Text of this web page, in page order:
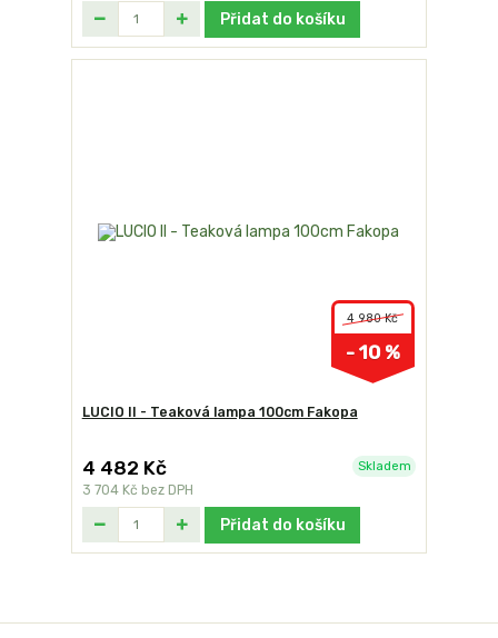
Přidat do košíku
4 980 Kč
- 10 %
LUCIO II - Teaková lampa 100cm Fakopa
4 482 Kč
3 704 Kč bez DPH
Skladem
Přidat do košíku